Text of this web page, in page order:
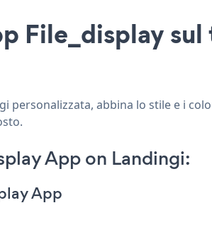
File_display
personalizzata, abbina lo stile e i
App on Landingi:
App